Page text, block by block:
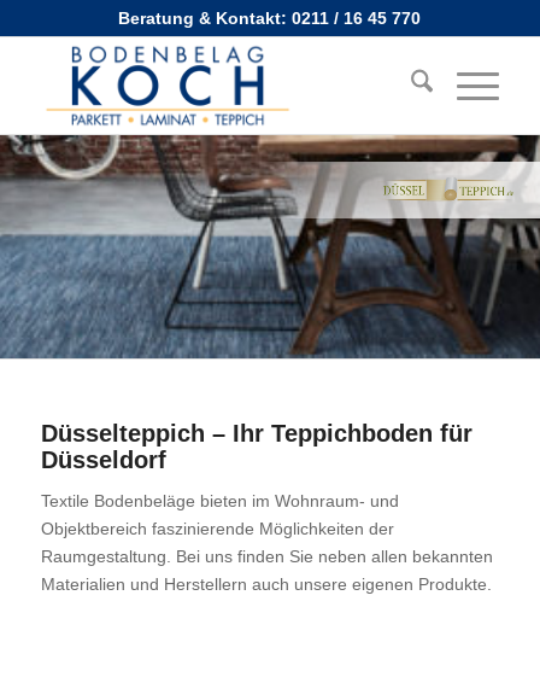
Beratung & Kontakt: 0211 / 16 45 770
Düsselteppich – Ihr Teppichboden für
Düsseldorf
Textile Bodenbeläge bieten im Wohnraum- und
Objektbereich faszinierende Möglichkeiten der
Raumgestaltung. Bei uns finden Sie neben allen bekannten
Materialien und Herstellern auch unsere eigenen Produkte.